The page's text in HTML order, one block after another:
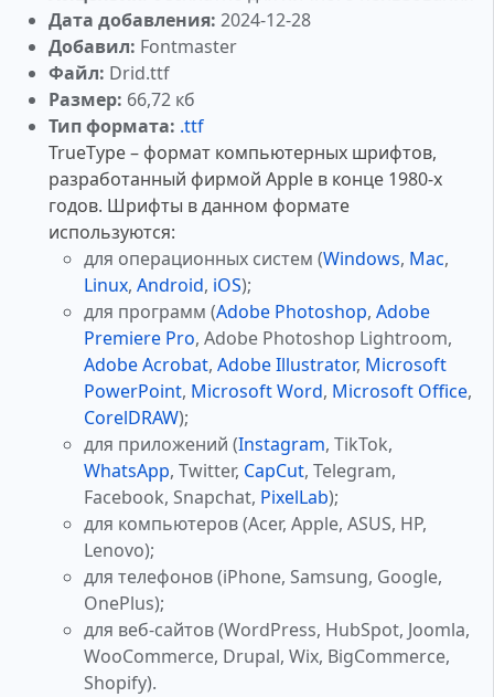
Дата добавления: 2024-12-28
Добавил: Fontmaster
Файл: Drid.ttf
Размер: 66,72 кб
Тип формата: .ttf
TrueType – формат компьютерных шрифтов,
разработанный фирмой Apple в конце 1980-х
годов. Шрифты в данном формате
используются:
для операционных систем (Windows, Mac,
Linux, Android, iOS);
для программ (Adobe Photoshop, Adobe
Premiere Pro, Adobe Photoshop Lightroom,
Adobe Acrobat, Adobe Illustrator, Microsoft
PowerPoint, Microsoft Word, Microsoft Office,
CorelDRAW);
для приложений (Instagram, TikTok,
WhatsApp, Twitter, CapCut, Telegram,
Facebook, Snapchat, PixelLab);
для компьютеров (Acer, Apple, ASUS, HP,
Lenovo);
для телефонов (iPhone, Samsung, Google,
OnePlus);
для веб-сайтов (WordPress, HubSpot, Joomla,
WooCommerce, Drupal, Wix, BigCommerce,
Shopify).